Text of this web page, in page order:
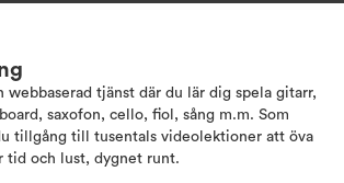
webbaserad tjänst där du lär dig spela gitarr,
saxofon, cello, fiol, sång m.m. Som
tillgång till tusentals videolektioner att öva
tid och lust, dygnet runt.